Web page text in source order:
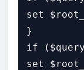
set
}
if
set